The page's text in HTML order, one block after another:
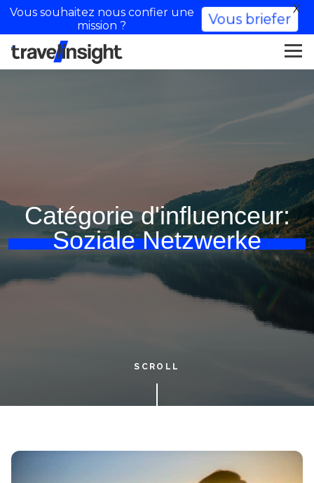
Catégorie d'influenceur:
Soziale Netzwerke
SCROLL
Vous souhaitez nous confier une
mission ?
Vous briefer
X